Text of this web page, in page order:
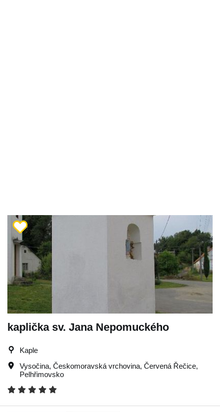
kaplička sv. Jana Nepomuckého
Kaple
Vysočina, Českomoravská vrchovina, Červená Řečice,
Pelhřimovsko